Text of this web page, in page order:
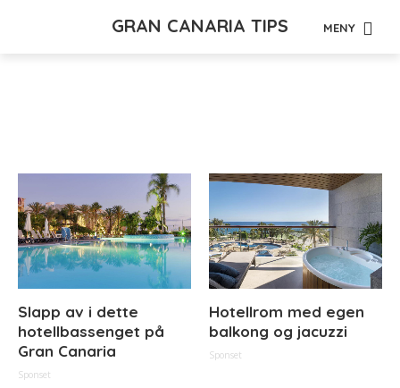
GRAN CANARIA TIPS MENY
Slapp av i dette
hotellbassenget på
Gran Canaria
Sponset
Hotellrom med egen
balkong og jacuzzi
Sponset